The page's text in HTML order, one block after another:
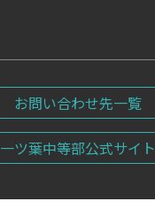
お問い合わせ先一覧
一ツ葉中等部公式サイト